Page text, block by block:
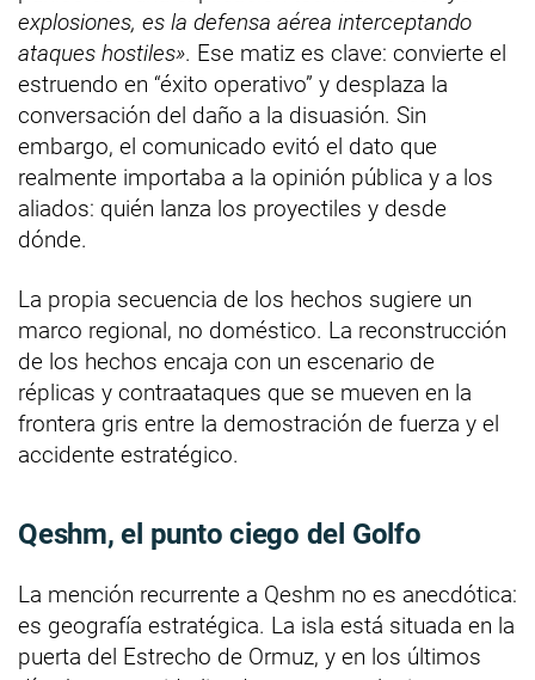
explosiones, es la defensa aérea interceptando
ataques hostiles». Ese matiz es clave: convierte el
estruendo en “éxito operativo” y desplaza la
conversación del daño a la disuasión. Sin
embargo, el comunicado evitó el dato que
realmente importaba a la opinión pública y a los
aliados: quién lanza los proyectiles y desde
dónde.
La propia secuencia de los hechos sugiere un
marco regional, no doméstico. La reconstrucción
de los hechos encaja con un escenario de
réplicas y contraataques que se mueven en la
frontera gris entre la demostración de fuerza y el
accidente estratégico.
Qeshm, el punto ciego del Golfo
La mención recurrente a Qeshm no es anecdótica:
es geografía estratégica. La isla está situada en la
puerta del Estrecho de Ormuz, y en los últimos